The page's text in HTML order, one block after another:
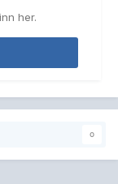
her.
0